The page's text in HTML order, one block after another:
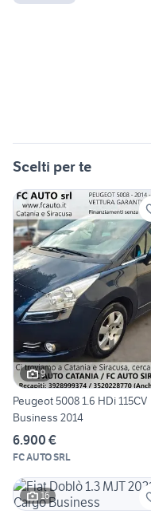
Scelti per te
9
Peugeot 5008 1.6 HDi 115CV
Business 2014
6.900 €
FC AUTO SRL
16